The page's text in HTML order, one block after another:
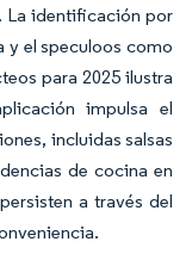
La identificación por
y el speculoos como
para 2025 ilustra
impulsa el
incluidas salsas
de cocina en
a través del